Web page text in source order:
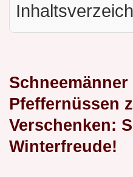
Schneemänner
Pfeffernüssen
Verschenken:
Winterfreude!